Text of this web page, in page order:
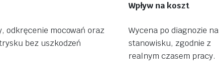
Wpływ na koszt
odkręcenie mocowań oraz
bez uszkodzeń
Wycena po diagnozie na
stanowisku, zgodnie z
realnym czasem pracy.